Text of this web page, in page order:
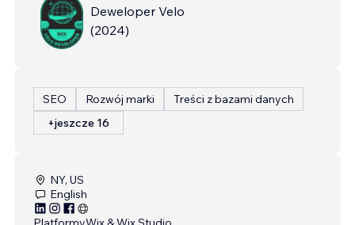
Deweloper Velo
(2024)
SEO Rozwój marki
Treści z bazami danych
+jeszcze 16
NY, US
English